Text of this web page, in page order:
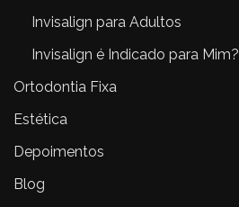
Invisalign para Adultos
Invisalign é Indicado para Mim?
Ortodontia Fixa
Estética
Depoimentos
Blog